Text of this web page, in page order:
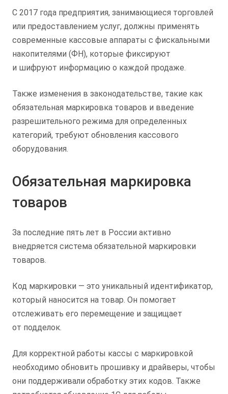
С 2017 года предприятия, занимающиеся торговлей
или предоставлением услуг, должны применять
современные кассовые аппараты с фискальными
накопителями (ФН), которые фиксируют
и шифруют информацию о каждой продаже.
Также изменения в законодательстве, такие как
обязательная маркировка товаров и введение
разрешительного режима для определенных
категорий, требуют обновления кассового
оборудования.
Обязательная маркировка
товаров
За последние пять лет в России активно
внедряется система обязательной маркировки
товаров.
Код маркировки — это уникальный идентификатор,
который наносится на товар. Он помогает
отслеживать его перемещение и защищает
от подделок.
Для корректной работы кассы с маркировкой
необходимо обновить прошивку и драйверы, чтобы
они поддерживали обработку этих кодов. Также